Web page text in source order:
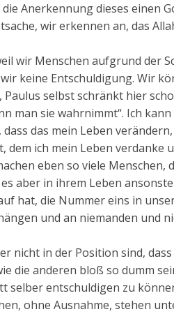
Anerkennung dieses einen
wir erkennen an, das
wir Menschen aufgrund der
keine Entschuldigung. Wir
selbst schränkt hier
man sie wahrnimmt“. Ich
das mein Leben
ich mein Leben verdanke
eben so viele Menschen,
aber in ihrem Leben
hat, die Nummer eins in
und an niemanden und
nicht in der Position sind,
die anderen bloß so dumm
selber entschuldigen zu
ohne Ausnahme, stehen